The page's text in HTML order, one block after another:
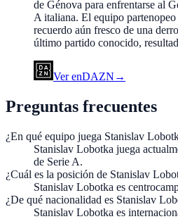
de Génova para enfrentarse al
A italiana. El equipo
recuerdo aún fresco de una
último partido conocido,
Ver enDAZN →
Preguntas frecuentes
¿En qué equipo juega Stanislav
Stanislav Lobotka juega
de Serie A.
¿Cuál es la posición de Stanislav
Stanislav Lobotka es
¿De qué nacionalidad es Stanislav
Stanislav Lobotka es